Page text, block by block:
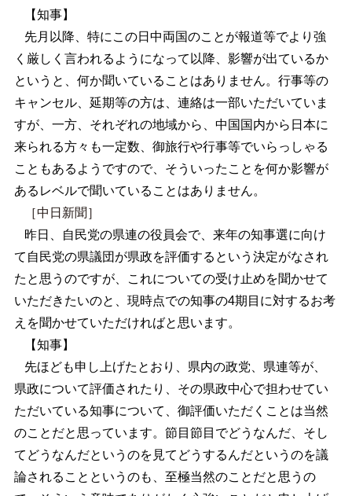
【知事】
先月以降、特にこの日中両国のことが報道等でより強
く厳しく言われるようになって以降、影響が出ているか
というと、何か聞いていることはありません。行事等の
キャンセル、延期等の方は、連絡は一部いただいていま
すが、一方、それぞれの地域から、中国国内から日本に
来られる方々も一定数、御旅行や行事等でいらっしゃる
こともあるようですので、そういったことを何か影響が
あるレベルで聞いていることはありません。
［中日新聞］
昨日、自民党の県連の役員会で、来年の知事選に向け
て自民党の県議団が県政を評価するという決定がなされ
たと思うのですが、これについての受け止めを聞かせて
いただきたいのと、現時点での知事の4期目に対するお考
えを聞かせていただければと思います。
【知事】
先ほども申し上げたとおり、県内の政党、県連等が、
県政について評価されたり、その県政中心で担わせてい
ただいている知事について、御評価いただくことは当然
のことだと思っています。節目節目でどうなんだ、そし
てどうなんだというのを見てどうするんだというのを議
論されることというのも、至極当然のことだと思うの